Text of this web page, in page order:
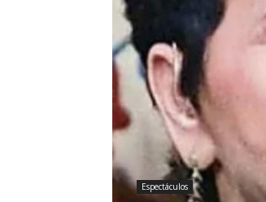
Espectáculos